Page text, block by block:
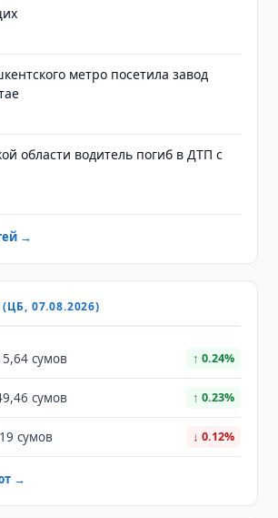
метро посетила завод
области водитель погиб в ДТП с
→
07.08.2026)
сумов ↑ 0.24%
сумов ↑ 0.23%
сумов ↓ 0.12%
→